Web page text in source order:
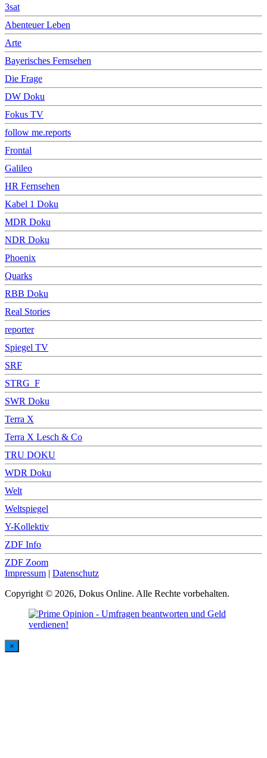
3sat
Abenteuer Leben
Arte
Bayerisches Fernsehen
Die Frage
DW Doku
Fokus TV
follow me.reports
Frontal
Galileo
HR Fernsehen
Kabel 1 Doku
MDR Doku
NDR Doku
Phoenix
Quarks
RBB Doku
Real Stories
reporter
Spiegel TV
SRF
STRG_F
SWR Doku
Terra X
Terra X Lesch & Co
TRU DOKU
WDR Doku
Welt
Weltspiegel
Y-Kollektiv
ZDF Info
ZDF Zoom
Impressum | Datenschutz
Copyright © 2026, Dokus Online. Alle Rechte vorbehalten.
×